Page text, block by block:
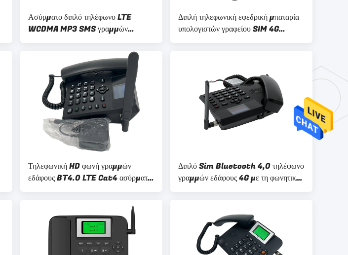
Ασύρματο διπλό τηλέφωνο LTE
WCDMA MP3 SMS γραμμών
εδάφους GSM SIM
Διπλή τηλεφωνική εφεδρική μπαταρία
υπολογιστών γραφείου SIM 4G
ασύρματη
Τηλεφωνική HD φωνή γραμμών
εδάφους BT4.0 LTE Cat4 ασύρματη
με την κάρτα 2 Sim
Διπλό Sim Bluetooth 4,0 τηλέφωνο
γραμμών εδάφους 4G με τη φωνητική
κλίση δυναμικής ζώνης HD